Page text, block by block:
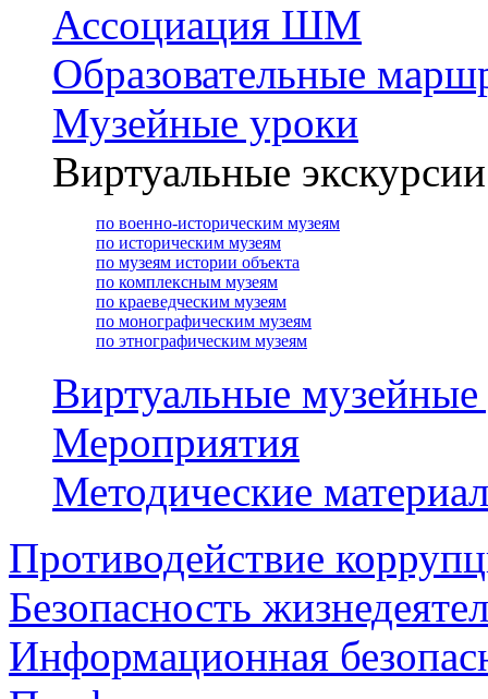
Ассоциация ШМ
Образовательные
Музейные уроки
Виртуальные экскурсии
по военно-историческим музеям
по историческим музеям
по музеям истории объекта
по комплексным музеям
по краеведческим музеям
по монографическим музеям
по этнографическим музеям
Виртуальные
Мероприятия
Методические
Противодействие
Безопасность
Информационная